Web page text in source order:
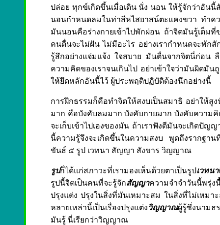
ปล่อย ทุกข์เกิดขึ้นเมื่อเดิน นั่ง นอน ให้รู้จักว่าอันนี้
นอนกำหนดลมในท่าสีหไสยาสน์ตะแคงขวา ทำค
มันนอนคือร่างกายเข้าไปพักผ่อน ถ้าจิตมันรู้เต็ม
คนตื่นจะไม่ฝัน ไม่มีอะไร อย่างเรากำหนดจะพั
รู้สึกอย่างแจ่มแจ้ง ใจสบาย มันตื่นจากจิตนี่ก่อน
ความคิดของเราจนเกินไป อย่าเข้าใจว่ามันผิดมั
ให้ยึดหลักอันนี้ไว้ ผู้ประพฤติปฏิบัติต้องนึกอย่างนี้
การฝึกธรรมก็คือทำจิตให้สงบเป็นสมาธิ อย่าให้สู
มาก คือบังคับลมมาก บังคับกายมาก บังคับความ
จะเก็บเข้าไปเองของมัน ถ้าเราฟังดีมันจะเกิดปัญ
นี้ความรู้จึงจะเกิดขึ้นในความสงบ พูดถึงรากฐาน
ขันธ์ ๕ รูป เวทนา สัญญา สังขาร วิญญาณ
รูปก็ได้แก่สภาวะที่เรามองเห็นด้วยตาเป็นรูปเวทนา
รูปนี้จิตเป็นคนที่จะรู้จักสัญญาความจำจำวันนี้พรุ่ง
ปรุงแต่ง ปรุงในสิ่งที่มันเหมาะสม ในสิ่งที่ไม่เหมา
หลายเหล่านี้เป็นเรื่องปรุงแต่งวิญญาณผู้รู้ซึ่งนามธ
มันรู้ นี่เรียกว่าวิญญาณ